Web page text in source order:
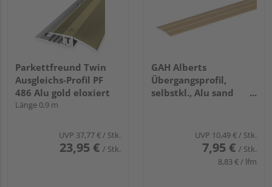
Parkettfreund Twin
Ausgleichs-Profil PF
486 Alu gold eloxiert
Länge 0,9 m
UVP 37,77 €/ Stk.
23,95 € / Stk.
GAH Alberts
Übergangsprofil,
selbstkl., Alu sand
UVP 10,49 €/ Stk.
7,95 € / Stk.
8,83 € / lfm